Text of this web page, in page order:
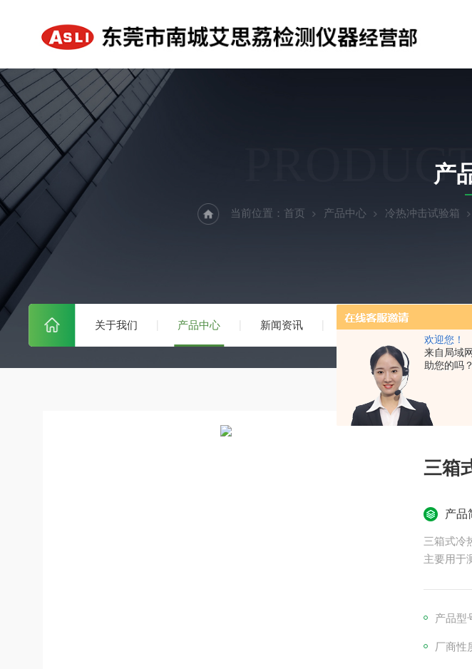
欢迎您！
来自局域
助您的吗？
关于我们 产品中心 新闻资讯 技术文章
产
当前位置： 首页 产品中心 冷热冲击试验箱
三箱
产品
三箱式冷
主要用于
产品型
厂商性